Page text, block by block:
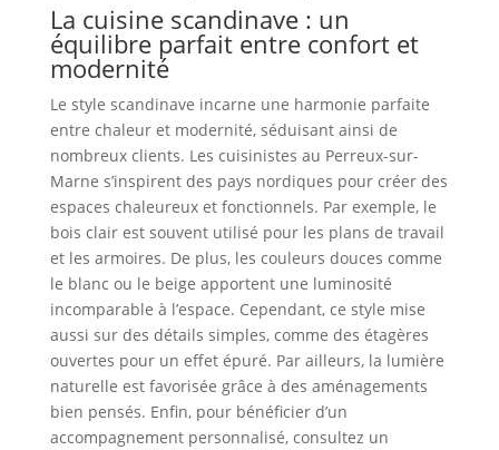
La cuisine scandinave : un
équilibre parfait entre confort et
modernité
Le style scandinave incarne une harmonie parfaite
entre chaleur et modernité, séduisant ainsi de
nombreux clients. Les cuisinistes au Perreux-sur-
Marne s’inspirent des pays nordiques pour créer des
espaces chaleureux et fonctionnels. Par exemple, le
bois clair est souvent utilisé pour les plans de travail
et les armoires. De plus, les couleurs douces comme
le blanc ou le beige apportent une luminosité
incomparable à l’espace. Cependant, ce style mise
aussi sur des détails simples, comme des étagères
ouvertes pour un effet épuré. Par ailleurs, la lumière
naturelle est favorisée grâce à des aménagements
bien pensés. Enfin, pour bénéficier d’un
accompagnement personnalisé, consultez un